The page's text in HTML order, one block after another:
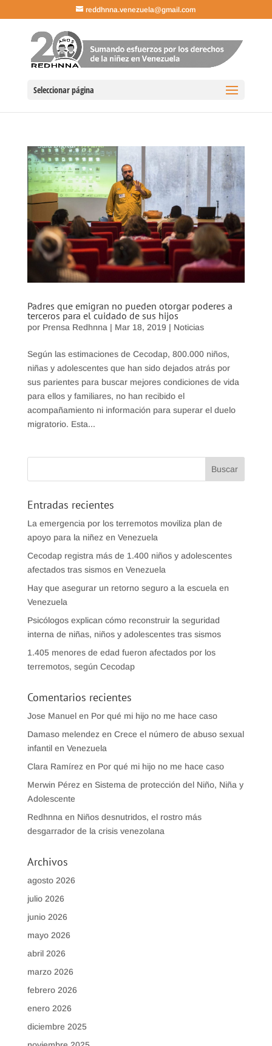
reddhnna.venezuela@gmail.com
Seleccionar página
Padres que emigran no pueden otorgar poderes a
terceros para el cuidado de sus hijos
por Prensa Redhnna | Mar 18, 2019 | Noticias
Según las estimaciones de Cecodap, 800.000 niños,
niñas y adolescentes que han sido dejados atrás por
sus parientes para buscar mejores condiciones de vida
para ellos y familiares, no han recibido el
acompañamiento ni información para superar el duelo
migratorio. Esta...
Entradas recientes
La emergencia por los terremotos moviliza plan de
apoyo para la niñez en Venezuela
Cecodap registra más de 1.400 niños y adolescentes
afectados tras sismos en Venezuela
Hay que asegurar un retorno seguro a la escuela en
Venezuela
Psicólogos explican cómo reconstruir la seguridad
interna de niñas, niños y adolescentes tras sismos
1.405 menores de edad fueron afectados por los
terremotos, según Cecodap
Comentarios recientes
Jose Manuelen Por qué mi hijo no me hace caso
Damaso melendez en Crece el número de abuso sexual
infantil en Venezuela
Clara Ramírez en Por qué mi hijo no me hace caso
Merwin Pérez en Sistema de protección del Niño, Niña y
Adolescente
Redhnna en Niños desnutridos, el rostro más
desgarrador de la crisis venezolana
Archivos
agosto 2026
julio 2026
junio 2026
mayo 2026
abril 2026
marzo 2026
febrero 2026
enero 2026
diciembre 2025